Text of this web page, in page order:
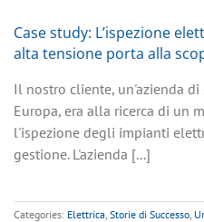
Case study: L’ispezione
alta tensione porta alla
Il nostro cliente, un'azienda
Europa, era alla ricerca di un
l'ispezione degli impianti
gestione. L'azienda [...]
Categories: Elettrica Storie di Successo,